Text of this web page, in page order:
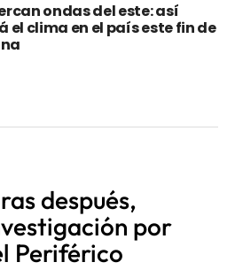
ondas del este: así
el clima en el país este fin de
después,
por
Periférico